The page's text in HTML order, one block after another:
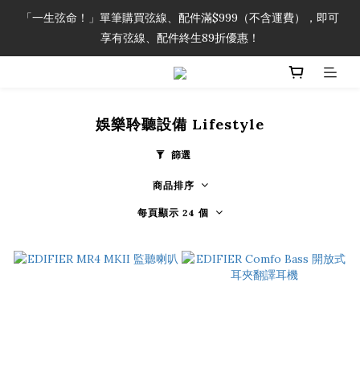
「一生弦命！」單筆購買弦線、配件滿$999（不含運費），即可
享有弦線、配件終生89折優惠！
「一生弦命！」單筆購買弦線、配件滿$999（不含運費），即可
享有弦線、配件終生89折優惠！
加入會員即領2000元購物金。 加入購物車查看更多折扣！
「一生弦命！」單筆購買弦線、配件滿$999（不含運費），即可
享有弦線、配件終生89折優惠！
娛樂聆聽設備 Lifestyle
篩選
商品排序
每頁顯示 24 個